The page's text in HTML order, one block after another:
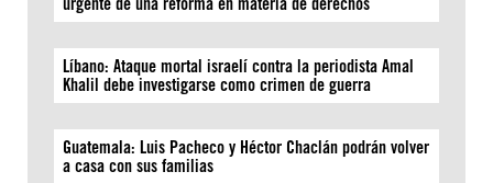
Líbano: Ataque mortal israelí contra la periodista Amal
Khalil debe investigarse como crimen de guerra
Guatemala: Luis Pacheco y Héctor Chaclán podrán volver
a casa con sus familias